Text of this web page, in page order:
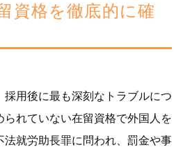
資格を徹底的に確
用後に最も深刻なトラブルにつ
られていない在留資格で外国人を
法就労助長罪に問われ、罰金や事